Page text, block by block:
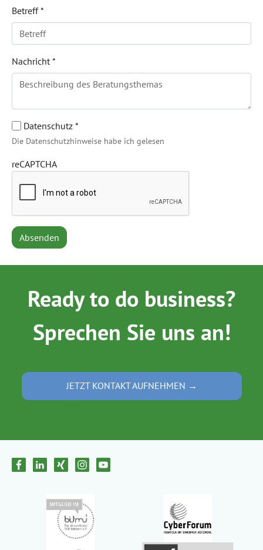
Betreff*
Nachricht*
Datenschutz *
Die Datenschutzhinweise habe ich gelesen
reCAPTCHA
Absenden
Ready to do business?
Sprechen Sie uns an!
JETZT KONTAKT AUFNEHMEN →